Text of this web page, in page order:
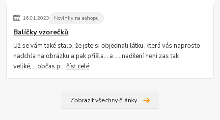
16.01.2023 Novinky na eshopu
Balíčky vzorečků
Už se vám také stalo, že jste si objednali látku, která vás naprosto
nadchla na obrázku a pak přišla....a .... nadšení není zas tak
veliké,....občas p...číst celé
Zobrazit všechny články